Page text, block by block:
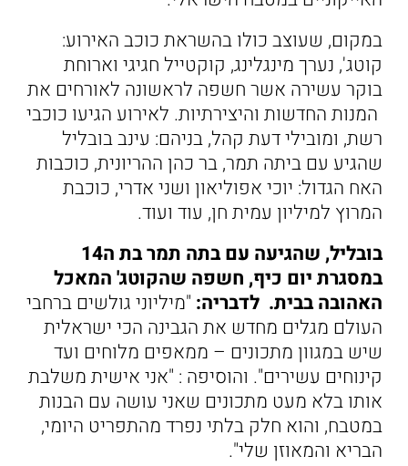
במקום, שעוצב כולו בהשראת כוכב האירוע:
קוטג', נערך מינגלינג, קוקטייל חגיגי וארוחת
בוקר עשירה אשר חשפה לראשונה לאורחים את
המנות החדשות והיצירתיות. לאירוע הגיעו כוכבי
רשת, ומובילי דעת קהל, בניהם: עינב בובליל
שהגיע עם ביתה תמר, בר כהן ההריונית, כוכבות
האח הגדול: יוכי אפוליאון ושני אדרי, כוכבת
המרוץ למיליון עמית חן, עוד ועוד.
בובליל, שהגיעה עם בתה תמר בת ה14
במסגרת יום כיף, חשפה שהקוטג' המאכל
האהובה בבית. לדבריה: "מיליוני גולשים ברחבי
העולם מגלים מחדש את הגבינה הכי ישראלית
שיש במגוון מתכונים – ממאפים מלוחים ועד
קינוחים עשירים". והוסיפה : "אני אישית משלבת
אותו בלא מעט מתכונים שאני עושה עם הבנות
במטבח, והוא חלק בלתי נפרד מהתפריט היומי,
הבריא והמאוזן שלי".